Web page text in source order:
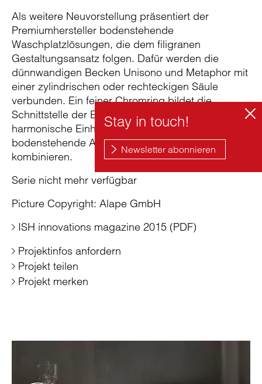
Als weitere Neuvorstellung präsentiert der
Premiumhersteller bodenstehende
Waschplatzlösungen, die dem filigranen
Gestaltungsansatz folgen. Dafür werden die
dünnwandigen Becken Unisono und Metaphor mit
einer zylindrischen oder rechteckigen Säule
verbunden. Ein feiner Chromring bildet die
Schnittstelle der Elemente und schafft so eine
harmonische Einheit. Sowohl Wand- als auch
bodenstehende Armaturen lassen sich flexibel
kombinieren.
Serie nicht mehr verfügbar
Picture Copyright: Alape GmbH
ISH innovations magazine 2015 (PDF)
Projektinfos anfordern
Projekt teilen
Projekt merken